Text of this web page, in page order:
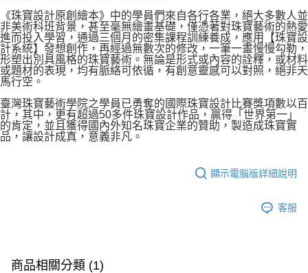
《珠寶設計原創繪本》中的學員們來自各行各業，絕大多數人並
非美術科班背景，甚至毫無繪畫基礎，僅憑著對珠寶藝術的熱愛
進而投入學習，通過三個月的密集課程訓練養成，應用【珠寶設
計系統】發想創作，再經過無數次的修改，一筆一畫慢慢勾勒，
形塑出別具風格的珠寶藝術。無論是形式或內容的詮釋，或材料
或題材的表現，均有脈絡可依循，有創意靈感可以對照，絕非天
馬行空。
臺灣珠寶藝術學院之學員已勇奪的國際珠寶設計比賽獎項數以百
計，其中，更有超過50多件珠寶設計作品，贏得「世界第一」
的肯定，並且獲得國內外知名珠寶企業的贊助，製造成珠寶實
品，讓設計成真，意義非凡。
顯示電腦版詳細說明
客服
商品相關分類 (1)